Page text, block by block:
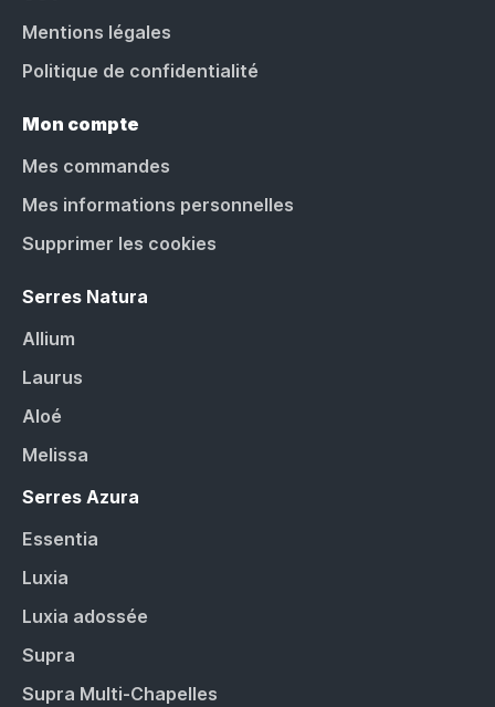
Mentions légales
Politique de confidentialité
Mon compte
Mes commandes
Mes informations personnelles
Supprimer les cookies
Serres Natura
Allium
Laurus
Aloé
Melissa
Serres Azura
Essentia
Luxia
Luxia adossée
Supra
Supra Multi-Chapelles